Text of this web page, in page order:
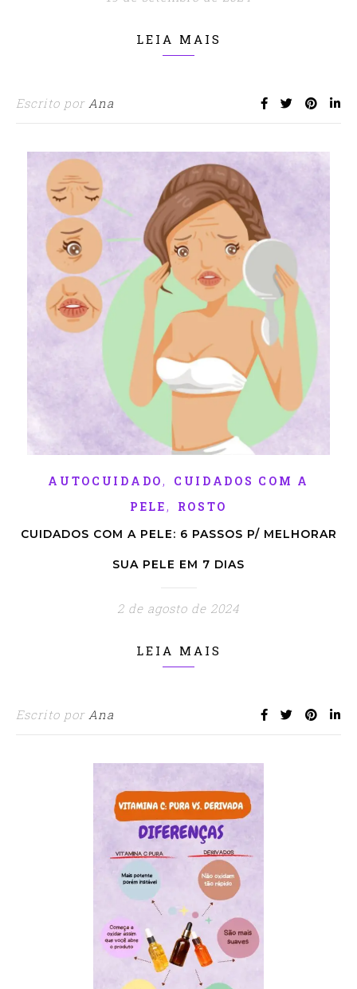
LEIA MAIS
Escrito por Ana
AUTOCUIDADO ,
CUIDADOS COM A
PELE , ROSTO
CUIDADOS COM A PELE: 6 PASSOS P/ MELHORAR
SUA PELE EM 7 DIAS
2 de agosto de 2024
LEIA MAIS
Escrito por Ana